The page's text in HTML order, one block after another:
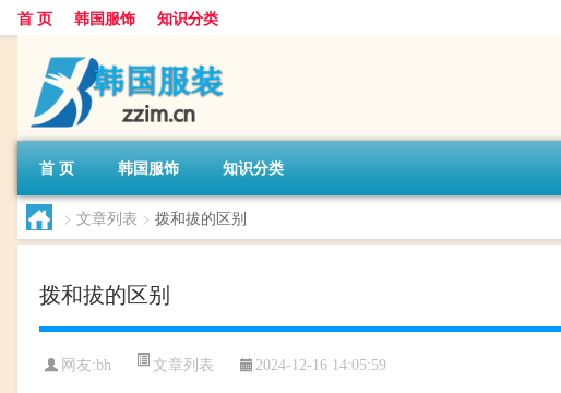
首 页 韩国服饰 知识分类
首 页 韩国服饰 知识分类
> 文章列表 > 拨和拔的区别
拨和拔的区别
网友:bh 文章列表 2024-12-16 14:05:59